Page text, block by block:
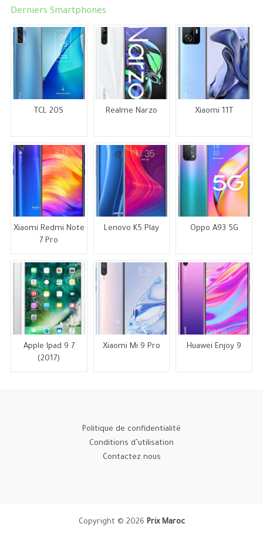
Derniers Smartphones
TCL 20S Realme Narzo Xiaomi 11T
Xiaomi Redmi Note
7 Pro
Lenovo K5 Play Oppo A93 5G
Apple Ipad 9 7
(2017)
Xiaomi Mi 9 Pro Huawei Enjoy 9
Politique de confidentialité
Conditions d’utilisation
Contactez nous
Copyright © 2026 Prix Maroc